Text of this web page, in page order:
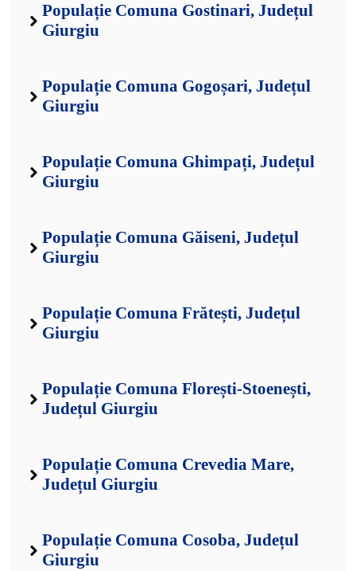
Populație Comuna Gostinari, Județul
Giurgiu
Populație Comuna Gogoșari, Județul
Giurgiu
Populație Comuna Ghimpați, Județul
Giurgiu
Populație Comuna Găiseni, Județul
Giurgiu
Populație Comuna Frătești, Județul
Giurgiu
Populație Comuna Florești-Stoenești,
Județul Giurgiu
Populație Comuna Crevedia Mare,
Județul Giurgiu
Populație Comuna Cosoba, Județul
Giurgiu